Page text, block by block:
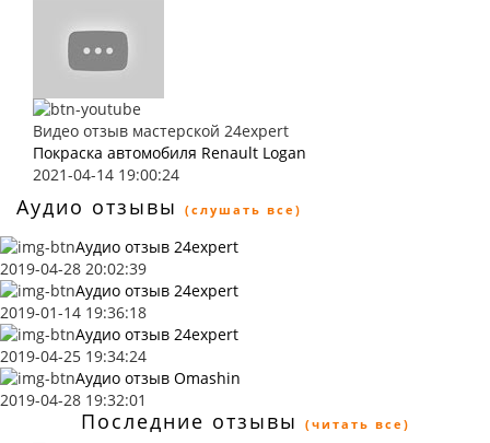
Видео отзыв мастерской 24expert
Покраска автомобиля Renault Logan
2021-04-14 19:00:24
Аудио отзывы (слушать все)
Аудио отзыв 24expert
2019-04-28 20:02:39
Аудио отзыв 24expert
2019-01-14 19:36:18
Аудио отзыв 24expert
2019-04-25 19:34:24
Аудио отзыв Omashin
2019-04-28 19:32:01
Последние отзывы (читать все)